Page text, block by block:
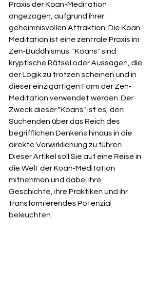
Praxis der Koan-Meditation
angezogen, aufgrund ihrer
geheimnisvollen Attraktion. Die Koan-
Meditation ist eine zentrale Praxis im
Zen-Buddhismus. "Koans" sind
kryptische Rätsel oder Aussagen, die
der Logik zu trotzen scheinen und in
dieser einzigartigen Form der Zen-
Meditation verwendet werden. Der
Zweck dieser "Koans" ist es, den
Suchenden über das Reich des
begrifflichen Denkens hinaus in die
direkte Verwirklichung zu führen.
Dieser Artikel soll Sie auf eine Reise in
die Welt der Koan-Meditation
mitnehmen und dabei ihre
Geschichte, ihre Praktiken und ihr
transformierendes Potenzial
beleuchten.